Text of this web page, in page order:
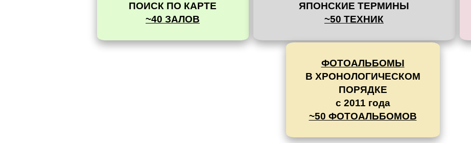
ПОИСК ПО КАРТЕ
~40 ЗАЛОВ
ЯПОНСКИЕ ТЕРМИНЫ
~50 ТЕХНИК
ФОТОАЛЬБОМЫ
В ХРОНОЛОГИЧЕСКОМ
ПОРЯДКЕ
с 2011 года
~50 ФОТОАЛЬБОМОВ